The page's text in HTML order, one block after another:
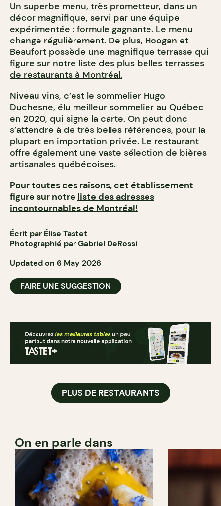
Un superbe menu, très prometteur, dans un
décor magnifique, servi par une équipe
expérimentée : formule gagnante. Le menu
change régulièrement. De plus, Hoogan et
Beaufort possède une magnifique terrasse qui
figure sur notre liste des plus belles terrasses
de restaurants à Montréal.
Niveau vins, c’est le sommelier Hugo
Duchesne, élu meilleur sommelier au Québec
en 2020, qui signe la carte. On peut donc
s’attendre à de très belles références, pour la
plupart en importation privée. Le restaurant
offre également une vaste sélection de bières
artisanales québécoises.
Pour toutes ces raisons, cet établissement
figure sur notre liste des adresses
incontournables de Montréal!
Écrit par Élise Tastet
Photographié par Gabriel DeRossi
Updated on 6 May 2026
FAIRE UNE SUGGESTION
PLUS DE RESTAURANTS
On en parle dans